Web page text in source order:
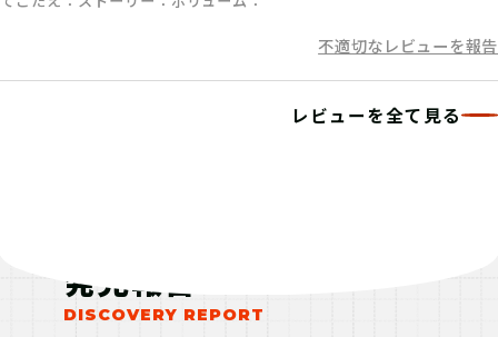
不適切なレビューを報告
レビューを全て見る
発見報告